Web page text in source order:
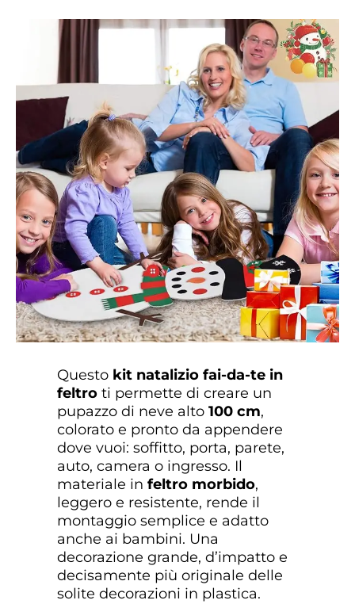
Questo kit natalizio fai-da-te in
feltroti permette di creare un
pupazzo di neve alto 100 cm,
colorato e pronto da appendere
dove vuoi: soffitto, porta, parete,
auto, camera o ingresso. Il
materiale in feltro morbido,
leggero e resistente, rende il
montaggio semplice e adatto
anche ai bambini. Una
decorazione grande, d’impatto e
decisamente più originale delle
solite decorazioni in plastica.